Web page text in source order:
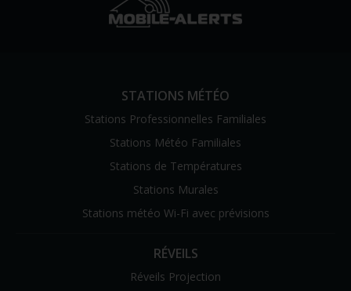
STATIONS MÉTÉO
Stations Professionnelles Familiales
Stations Météo Familiales
Stations de Températures
Stations Murales
Stations météo Wi-Fi avec prévisions
RÉVEILS
Réveils Projection